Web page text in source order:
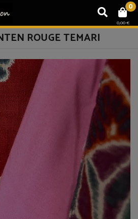
0
0,00 €
ROUGE TEMARI